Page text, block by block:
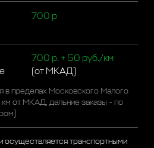
700 р
700 р. + 50 руб./км
(от МКАД)
в пределах Московского Малого
от МКАД, дальние заказы - по
осуществляется транспортными